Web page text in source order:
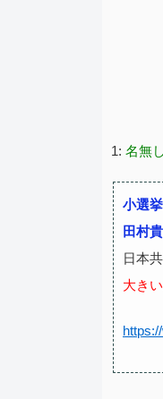
1: 名無
小選
田村
日本
大きい